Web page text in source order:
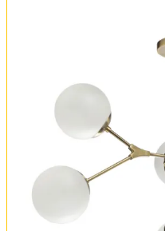
Оплата и доставка
Обмен и возврат
Установка
FAQ